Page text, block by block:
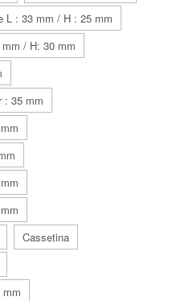
L : 33 mm / H : 25 mm
/ H: 30 mm
: 35 mm
Cassetina